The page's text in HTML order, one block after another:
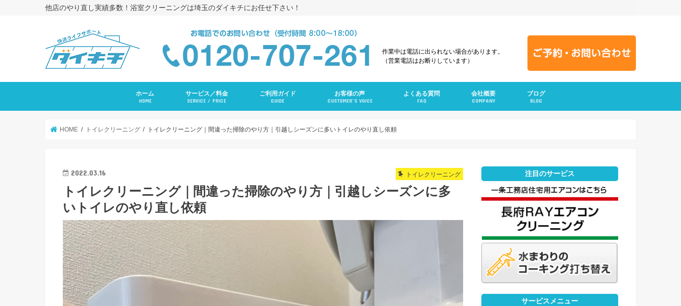
他店のやり直し実績多数！浴室クリーニングは埼玉のダイキチにお任せ下さい！
作業中は電話に出られない場合があります。
（営業電話はお断りしています）
ホーム
HOME
サービス／料金
SERVICE / PRICE
ご利用ガイド
GUIDE
お客様の声
CUSTOMER’S VOICE
よくある質問
FAQ
会社概要
COMPANY
ブログ
BLOG
HOME トイレクリーニング トイレクリーニング｜間違った掃除のやり方｜引越しシーズンに多いトイレのやり直し依頼
トイレクリーニング
2022.03.16
トイレクリーニング｜間違った掃除のやり方｜引越しシーズンに多
いトイレのやり直し依頼
注目のサービス
サービスメニュー